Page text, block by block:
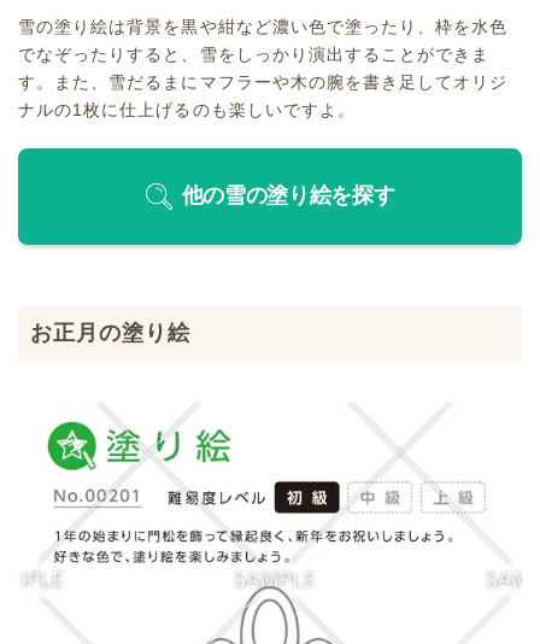
雪の塗り絵は背景を黒や紺など濃い色で塗ったり、枠を水色
でなぞったりすると、雪をしっかり演出することができま
す。また、雪だるまにマフラーや木の腕を書き足してオリジ
ナルの1枚に仕上げるのも楽しいですよ。
他の雪の塗り絵を探す
お正月の塗り絵